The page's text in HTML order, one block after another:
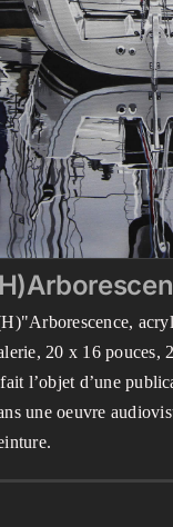
Mes peintures en détail
terminées
20 x 16 pouces,
l’objet d’une
une oeuvre